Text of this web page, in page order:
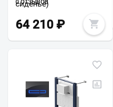
сиденье)
0 ОТЗЫВОВ
64 210 ₽